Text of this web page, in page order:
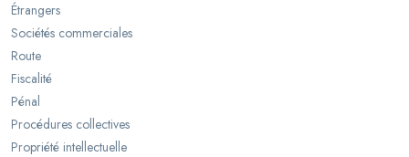
Étrangers
Sociétés commerciales
Route
Fiscalité
Pénal
Procédures collectives
Propriété intellectuelle